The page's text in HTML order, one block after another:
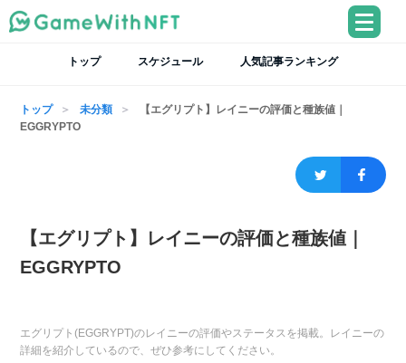
トップ スケジュール 人気記事ランキング
トップ 未分類
【エグリプト】レイニーの評価と種族値｜
EGGRYPTO
【エグリプト】レイニーの評価と種族値｜
EGGRYPTO
エグリプト(EGGRYPT)のレイニーの評価やステータスを掲載。レイニーの
詳細を紹介しているので、ぜひ参考にしてください。